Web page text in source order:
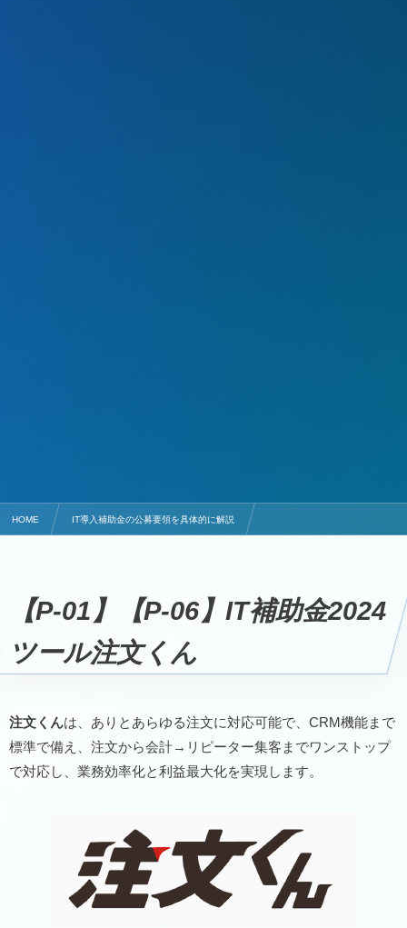
HOME IT導入補助金の公募要領を具体的に解説
【P-01】 【P-06】 IT補助金2024
ツール注文くん
注文くんは、ありとあらゆる注文に対応可能で、CRM機能まで
標準で備え、注文から会計→リピーター集客までワンストップ
で対応し、業務効率化と利益最大化を実現します。